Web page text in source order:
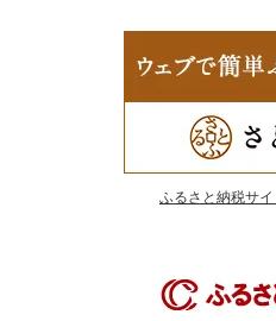
ふるさと納税サイ